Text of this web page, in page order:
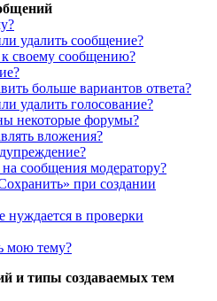
удалить сообщение?
своему сообщению?
больше вариантов ответа?
удалить голосование?
некоторые форумы?
вложения?
сообщения модератору?
при создании
в проверки
мою тему?
и типы создаваемых тем